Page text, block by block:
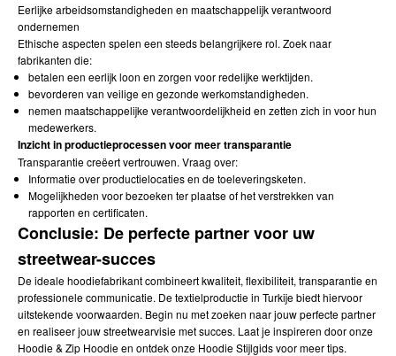
Eerlijke arbeidsomstandigheden en maatschappelijk verantwoord
ondernemen
Ethische aspecten spelen een steeds belangrijkere rol. Zoek naar
fabrikanten die:
betalen een eerlijk loon en zorgen voor redelijke werktijden.
bevorderen van veilige en gezonde werkomstandigheden.
nemen maatschappelijke verantwoordelijkheid en zetten zich in voor hun
medewerkers.
Inzicht in productieprocessen voor meer transparantie
Transparantie creëert vertrouwen. Vraag over:
Informatie over productielocaties en de toeleveringsketen.
Mogelijkheden voor bezoeken ter plaatse of het verstrekken van
rapporten en certificaten.
Conclusie: De perfecte partner voor uw
streetwear-succes
De ideale hoodiefabrikant combineert kwaliteit, flexibiliteit, transparantie en
professionele communicatie. De textielproductie in Turkije biedt hiervoor
uitstekende voorwaarden. Begin nu met zoeken naar jouw perfecte partner
en realiseer jouw streetwearvisie met succes. Laat je inspireren door onze
Hoodie & Zip Hoodieen ontdek onze Hoodie Stijlgids voor meer tips.